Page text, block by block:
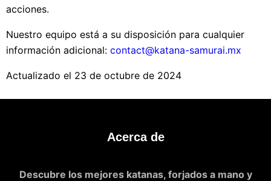
acciones.
Nuestro equipo está a su disposición para cualquier
información adicional: contact@katana-samurai.mx
Actualizado el 23 de octubre de 2024
Acerca de
Descubre los mejores katanas, forjados a mano y